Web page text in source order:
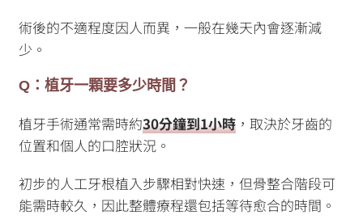
術後的不適程度因人而異，一般在幾天內會逐漸減
少。
Q：植牙一顆要多少時間？
植牙手術通常需時約30分鐘到1小時 ，取決於牙齒的
位置和個人的口腔狀況。
初步的人工牙根植入步驟相對快速，但骨整合階段可
能需時較久，因此整體療程還包括等待愈合的時間。